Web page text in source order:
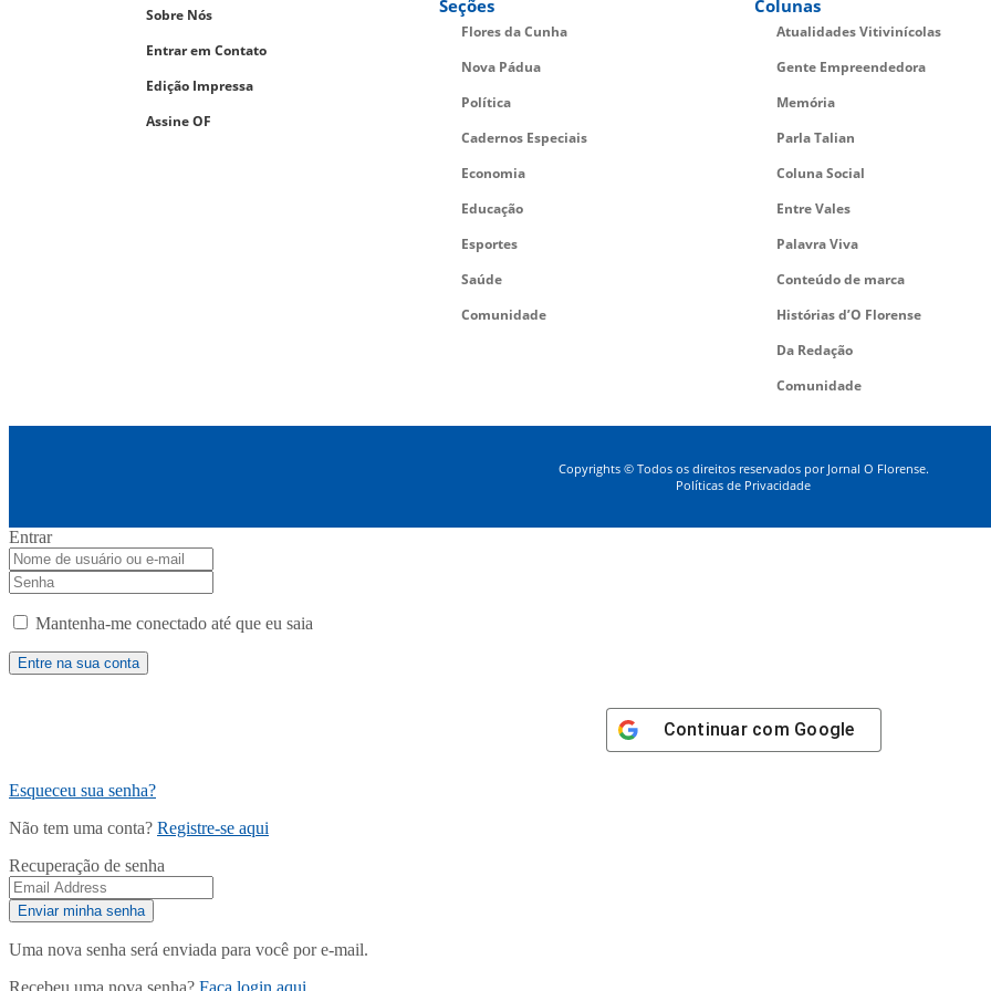
Sobre Nós
Entrar em Contato
Edição Impressa
Assine OF
Seções
Flores da Cunha
Nova Pádua
Política
Cadernos Especiais
Economia
Educação
Esportes
Saúde
Comunidade
Colunas
Atualidades Vitivinícolas
Gente Empreendedora
Memória
Parla Talian
Coluna Social
Entre Vales
Palavra Viva
Conteúdo de marca
Histórias d’O Florense
Da Redação
Comunidade
Copyrights © Todos os direitos reservados por Jornal O Florense.
Políticas de Privacidade
Entrar
Mantenha-me conectado até que eu saia
Continuar com Google
Esqueceu sua senha?
Não tem uma conta? Registre-se aqui
Recuperação de senha
Uma nova senha será enviada para você por e-mail.
Recebeu uma nova senha? Faça login aqui